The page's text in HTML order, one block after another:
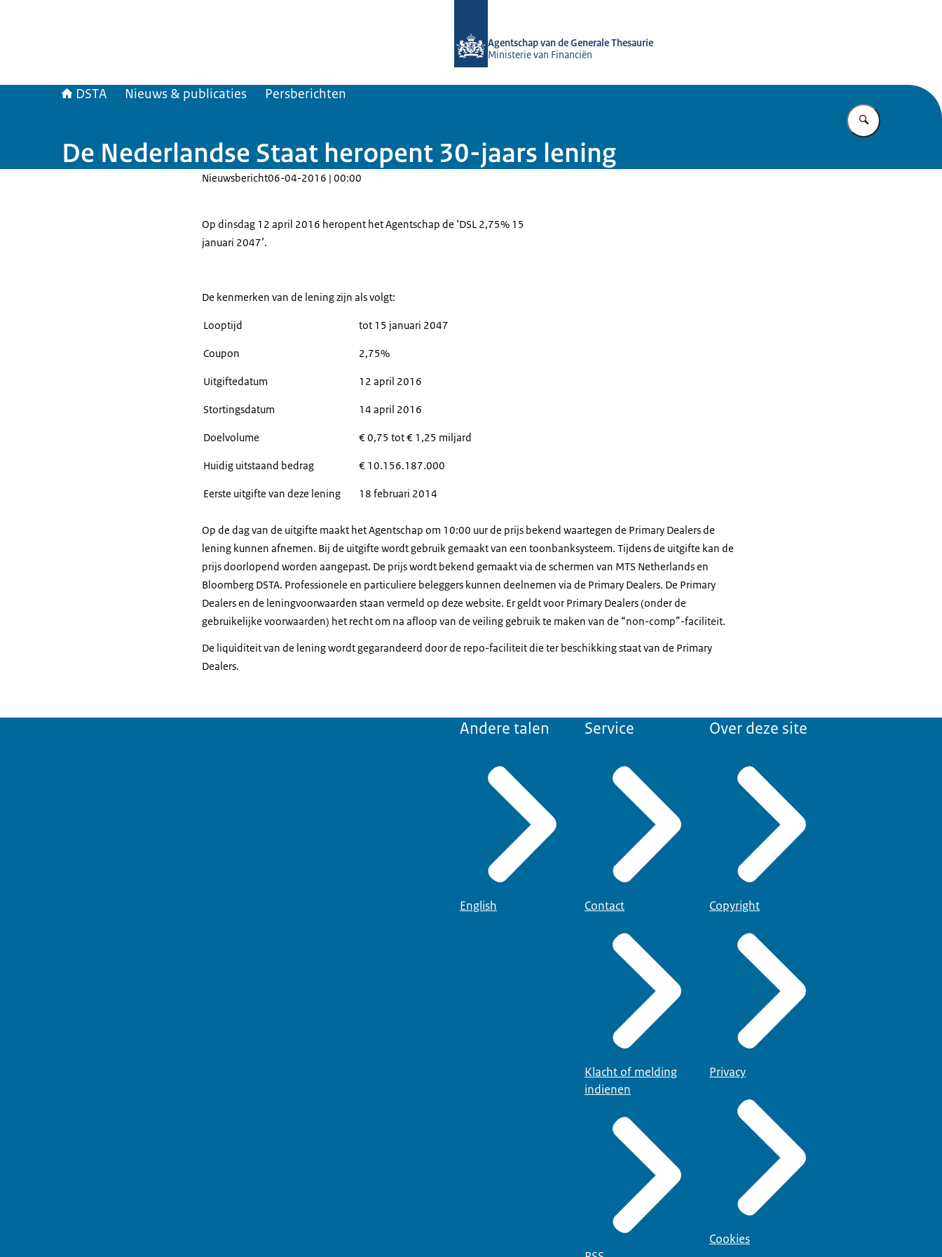
Agentschap van de Generale Thesaurie
Ministerie van Financiën
DSTA Nieuws & publicaties Persberichten
Vul in wat u
De Nederlandse Staat heropent 30-jaars lening
Nieuwsbericht06-04-2016 | 00:00
Op dinsdag 12 april 2016 heropent het Agentschap de ‘DSL 2,75% 15
januari 2047’.
De kenmerken van de lening zijn als volgt:
Looptijd tot 15 januari 2047
Coupon 2,75%
Uitgiftedatum 12 april 2016
Stortingsdatum 14 april 2016
Doelvolume € 0,75 tot € 1,25 miljard
Huidig uitstaand bedrag € 10.156.187.000
Eerste uitgifte van deze lening 18 februari 2014
Op de dag van de uitgifte maakt het Agentschap om 10:00 uur de prijs bekend waartegen de Primary Dealers de
lening kunnen afnemen. Bij de uitgifte wordt gebruik gemaakt van een toonbanksysteem. Tijdens de uitgifte kan de
prijs doorlopend worden aangepast. De prijs wordt bekend gemaakt via de schermen van MTS Netherlands en
Bloomberg DSTA. Professionele en particuliere beleggers kunnen deelnemen via de Primary Dealers. De Primary
Dealers en de leningvoorwaarden staan vermeld op deze website. Er geldt voor Primary Dealers (onder de
gebruikelijke voorwaarden) het recht om na afloop van de veiling gebruik te maken van de “non-comp”-faciliteit.
De liquiditeit van de lening wordt gegarandeerd door de repo-faciliteit die ter beschikking staat van de Primary
Dealers.
Andere talen
English
Service
Contact
Klacht of melding
indienen
Over deze site
Copyright
Privacy
Cookies